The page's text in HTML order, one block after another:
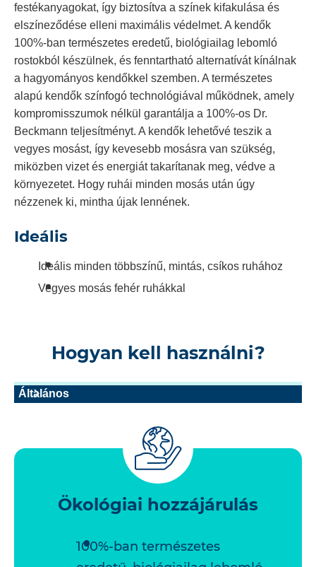
festékanyagokat, így biztosítva a színek kifakulása és
elszíneződése elleni maximális védelmet. A kendők
100%-ban természetes eredetű, biológiailag lebomló
rostokból készülnek, és fenntartható alternatívát kínálnak
a hagyományos kendőkkel szemben. A természetes
alapú kendők színfogó technológiával működnek, amely
kompromisszumok nélkül garantálja a 100%-os Dr.
Beckmann teljesítményt. A kendők lehetővé teszik a
vegyes mosást, így kevesebb mosásra van szükség,
miközben vizet és energiát takarítanak meg, védve a
környezetet. Hogy ruhái minden mosás után úgy
nézzenek ki, mintha újak lennének.
Ideális
Ideális minden többszínű, mintás, csíkos ruhához
Vegyes mosás fehér ruhákkal
Hogyan kell használni?
Általános
Ökológiai hozzájárulás
100%-ban természetes